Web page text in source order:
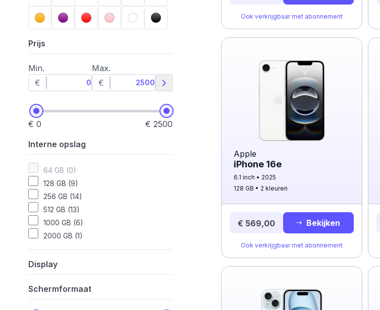
Prijs
Min.
€
Max.
€
€ 0
€ 2500
Interne opslag
64 GB (0)
128 GB (9)
256 GB (14)
512 GB (13)
1000 GB (6)
2000 GB (1)
Display
Schermformaat
Ook verkrijgbaar met abonnement
Apple
iPhone 16e
6.1 inch
2025
128 GB
2 kleuren
€ 569,00 Bekijken
Ook verkrijgbaar met abonnement